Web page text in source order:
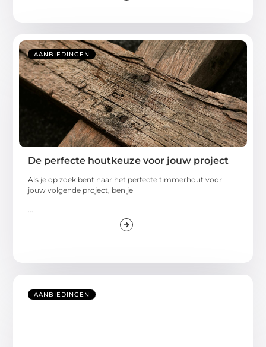
AANBIEDINGEN
De perfecte houtkeuze voor jouw project
Als je op zoek bent naar het perfecte timmerhout voor
jouw volgende project, ben je
AANBIEDINGEN